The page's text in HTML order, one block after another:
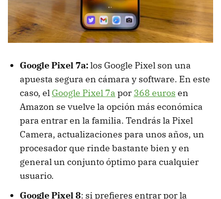
Google Pixel 7a:los Google Pixel son una
apuesta segura en cámara y software. En este
caso, el Google Pixel 7a por 368 euros en
Amazon se vuelve la opción más económica
para entrar en la familia. Tendrás la Pixel
Camera, actualizaciones para unos años, un
procesador que rinde bastante bien y en
general un conjunto óptimo para cualquier
usuario.
Google Pixel 8: si prefieres entrar por la